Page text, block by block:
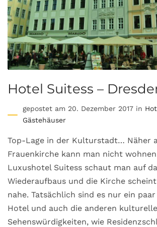
Hotel Suitess –
gepostet am 20. Dezember 2017 in
Gästehäuser
Top-Lage in der Kulturstadt… Näher
Frauenkirche kann man nicht
Luxushotel Suitess schaut man auf
Wiederaufbaus und die Kirche
nahe. Tatsächlich sind es nur ein
Hotel und auch die anderen
Sehenswürdigkeiten, wie